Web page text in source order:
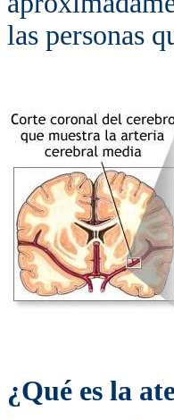
las personas
¿Qué es la